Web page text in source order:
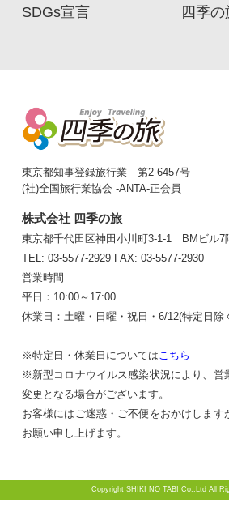
SDGs宣言
四季の
東京都知事登録旅行業 第2-6457号
(社)全国旅行業協会 -ANTA-正会員
株式会社 四季の旅
東京都千代田区神田小川町3-1-1 BMビル7
TEL: 03-5577-2929FAX: 03-5577-2930
営業時間
平日：10:00～17:00
休業日：土曜・日曜・祝日・6/12(特定日除
※特定日・休業日についてはこちら
※新型コロナウイルス感染状況により、営
変更となる場合がございます。
お客様にはご迷惑・ご不便をおかけします
お願い申し上げます。
Copyright SHIKI NO TABI Co.,Ltd All